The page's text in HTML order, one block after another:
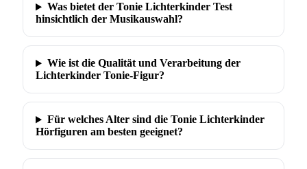
Was bietet der Tonie Lichterkinder Test
hinsichtlich der Musikauswahl?
Wie ist die Qualität und Verarbeitung der
Lichterkinder Tonie-Figur?
Für welches Alter sind die Tonie Lichterkinder
Hörfiguren am besten geeignet?